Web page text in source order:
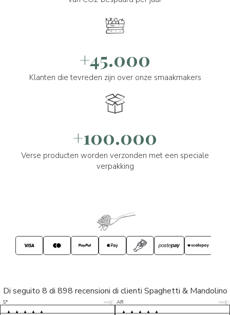
+45.000
Klanten die tevreden zijn over onze smaakmakers
+100.000
Verse producten worden verzonden met een speciale
verpakking
Di seguito 8 di 898 recensioni di clienti Spaghetti & Mandolino
S* 5/5
LP 5/5
AR 5/5
D* 5/5